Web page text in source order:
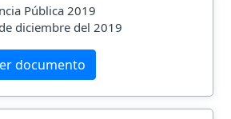
Pública 2019
diciembre del 2019
documento